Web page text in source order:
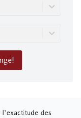
l'exactitude des